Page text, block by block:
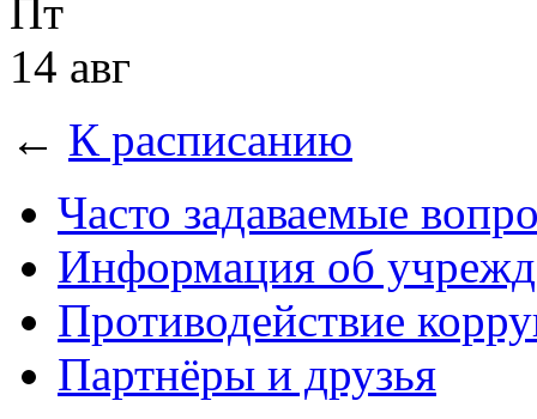
Пт
14 авг
← К расписанию
Часто задаваемые
Информация об
Противодействие
Партнёры и друзья